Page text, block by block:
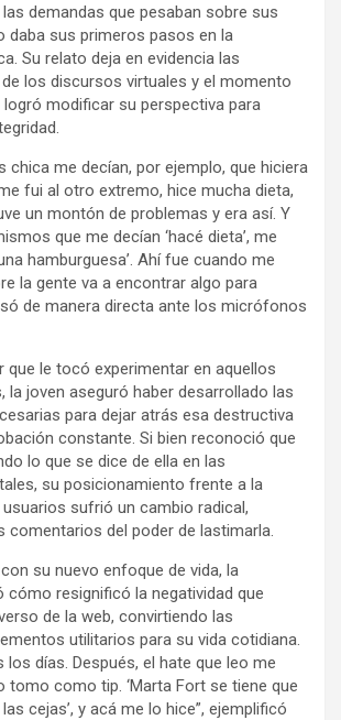
demandas que pesaban sobre sus
daba sus primeros pasos en la
Su relato deja en evidencia las
los discursos virtuales y el momento
modificar su perspectiva para
chica me decían, por ejemplo, que hiciera
fui al otro extremo, hice mucha dieta,
un montón de problemas y era así. Y
que me decían ‘hacé dieta’, me
hamburguesa’. Ahí fue cuando me
la gente va a encontrar algo para
de manera directa ante los micrófonos
que le tocó experimentar en aquellos
joven aseguró haber desarrollado las
para dejar atrás esa destructiva
constante. Si bien reconoció que
lo que se dice de ella en las
su posicionamiento frente a la
sufrió un cambio radical,
comentarios del poder de lastimarla.
su nuevo enfoque de vida, la
cómo resignificó la negatividad que
de la web, convirtiendo las
utilitarios para su vida cotidiana.
los días. Después, el hate que leo me
tomo como tip. ‘Marta Fort se tiene que
cejas’, y acá me lo hice”, ejemplificó